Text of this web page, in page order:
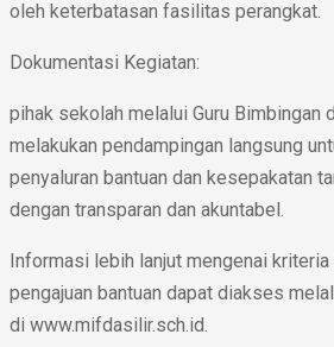
oleh keterbatasan fasilitas perangkat.
Dokumentasi Kegiatan:
pihak sekolah melalui Guru Bimbingan
melakukan pendampingan langsung
penyaluran bantuan dan kesepakatan
dengan transparan dan akuntabel.
Informasi lebih lanjut mengenai
pengajuan bantuan dapat diakses
di www.mifdasilir.sch.id.